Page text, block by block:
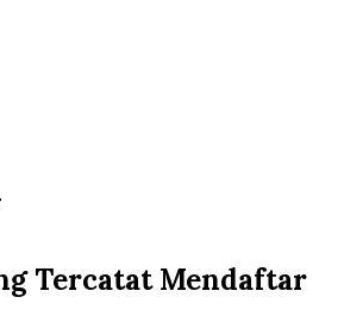
Tercatat Mendaftar